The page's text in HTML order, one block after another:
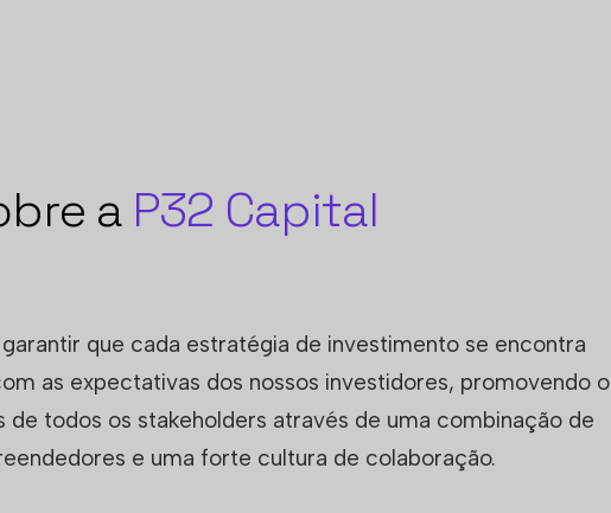
a P32 Capital
que cada estratégia de investimento se encontra
as expectativas dos nossos investidores, promovendo o
de todos os stakeholders através de uma combinação de
e uma forte cultura de colaboração.